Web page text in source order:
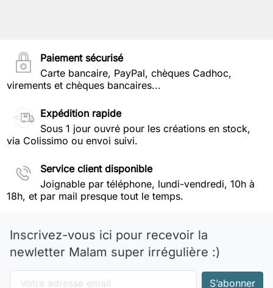
Paiement sécurisé
Carte bancaire, PayPal, chèques Cadhoc,
virements et chèques bancaires...
Expédition rapide
Sous 1 jour ouvré pour les créations en stock,
via Colissimo ou envoi suivi.
Service client disponible
Joignable par téléphone, lundi-vendredi, 10h à
18h, et par mail presque tout le temps.
Inscrivez-vous ici pour recevoir la
newletter Malam super irrégulière :)